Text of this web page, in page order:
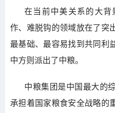
在当前中美关系的大
作、难脱钩的领域放在了突
最基础、最容易找到共同利
中方则派出了中粮。
中粮集团是中国最大的
承担着国家粮食安全战略的